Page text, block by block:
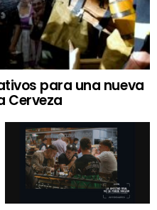
para una nueva
Cerveza